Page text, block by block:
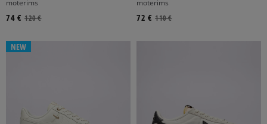
moterims
120 €
74 €
moterims
110 €
72 €
NEW